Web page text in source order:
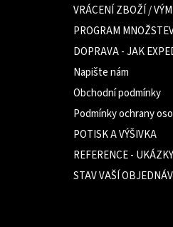
VRÁCENÍ ZBOŽÍ /
PROGRAM
DOPRAVA - JAK
Napište nám
Obchodní podmínky
Podmínky ochrany
POTISK A VÝŠIVKA
REFERENCE -
STAV VAŠÍ